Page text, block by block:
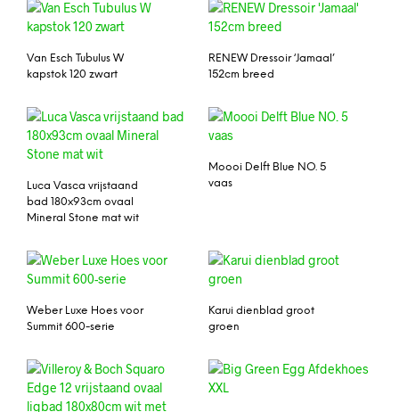
Van Esch Tubulus W
kapstok 120 zwart
RENEW Dressoir ‘Jamaal’
152cm breed
Luca Vasca vrijstaand
bad 180x93cm ovaal
Mineral Stone mat wit
Moooi Delft Blue NO. 5
vaas
Weber Luxe Hoes voor
Summit 600-serie
Karui dienblad groot
groen